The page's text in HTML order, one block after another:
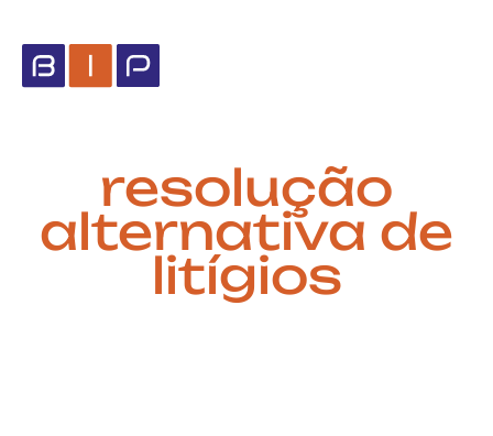
resolução
alternativa de
litígios